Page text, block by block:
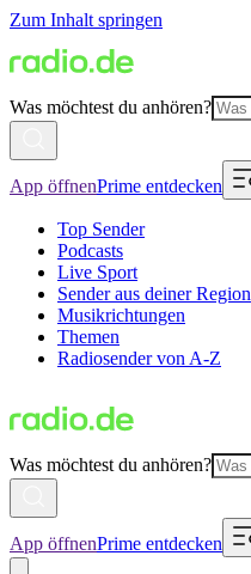
Zum Inhalt springen
Was möchtest du anhören?
App öffnenPrime entdecken
Top Sender
Podcasts
Live Sport
Sender aus deiner Region
Musikrichtungen
Themen
Radiosender von A-Z
Was möchtest du anhören?
App öffnenPrime entdecken